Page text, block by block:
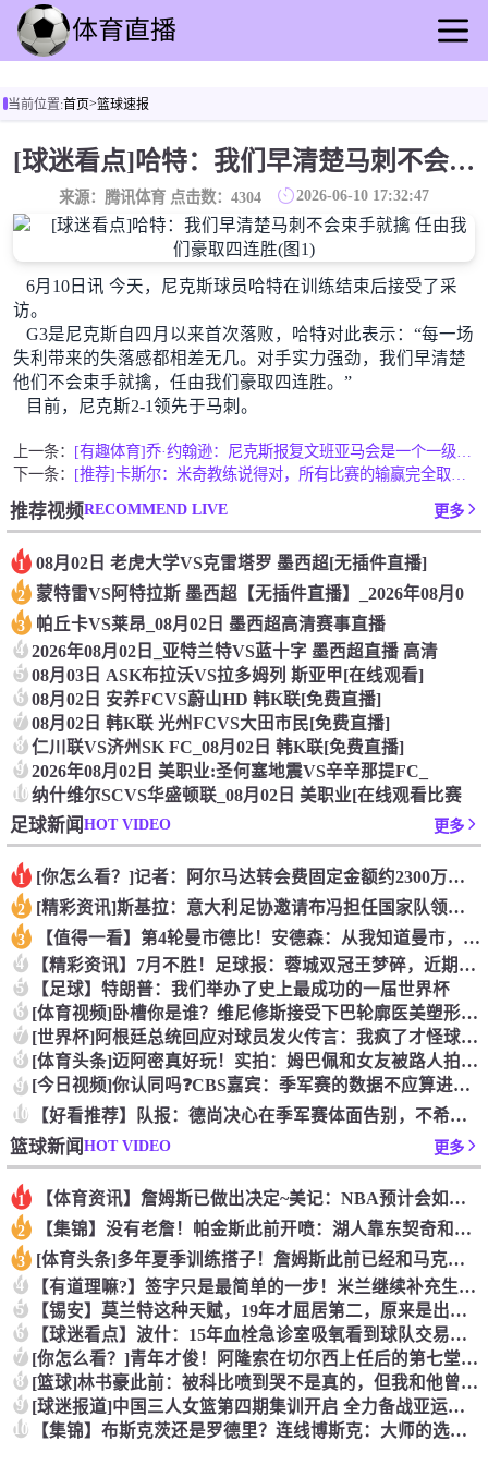
足球直播
篮球直播
足球录像
篮球录播
篮球速报
全球联赛
当前位置:首页>篮球速报
[球迷看点]哈特：我们早清楚马刺不会束手就擒 任由我们豪取四连胜
来源：腾讯体育 点击数： 4304 2026-06-10 17:32:47
6月10日讯 今天，尼克斯球员哈特在训练结束后接受了采
访。
G3是尼克斯自四月以来首次落败，哈特对此表示：“每一场
失利带来的失落感都相差无几。对手实力强劲，我们早清楚
他们不会束手就擒，任由我们豪取四连胜。”
目前，尼克斯2-1领先于马刺。
上一条：
[有趣体育]乔·约翰逊：尼克斯报复文班亚马会是一个一级恶犯&
下一条：
[推荐]卡斯尔：米奇教练说得对，所有比赛的输赢完全取决于我们
推荐视频RECOMMEND LIVE 更多
1 08月02日 老虎大学VS克雷塔罗 墨西超[无插件直播]
2 蒙特雷VS阿特拉斯 墨西超【无插件直播】_2026年08月0
3 帕丘卡VS莱昂_08月02日 墨西超高清赛事直播
4 2026年08月02日_亚特兰特VS蓝十字 墨西超直播 高清
5 08月03日 ASK布拉沃VS拉多姆列 斯亚甲[在线观看]
6 08月02日 安养FCVS蔚山HD 韩K联[免费直播]
7 08月02日 韩K联 光州FCVS大田市民[免费直播]
8 仁川联VS济州SK FC_08月02日 韩K联[免费直播]
9 2026年08月02日 美职业:圣何塞地震VS辛辛那提FC_
10纳什维尔SCVS华盛顿联_08月02日 美职业[在线观看比赛
足球新闻HOT VIDEO 更多
1 [你怎么看？]记者：阿尔马达转会费固定金额约2300万欧，外
2 [精彩资讯]斯基拉：意大利足协邀请布冯担任国家队领队，但遭到
3 【值得一看】第4轮曼市德比！安德森：从我知道曼市，曼城就是这
4 【精彩资讯】7月不胜！足球报：蓉城双冠王梦碎，近期成绩下滑要
5 【足球】特朗普：我们举办了史上最成功的一届世界杯
6 [体育视频]卧槽你是谁？维尼修斯接受下巴轮廓医美塑形，突然变
7 [世界杯]阿根廷总统回应对球员发火传言：我疯了才怪球员？全是
8 [体育头条]迈阿密真好玩！实拍：姆巴佩和女友被路人拍到在夜店
9 [今日视频]你认同吗❓️CBS嘉宾：季军赛的数据不应算进去，
10 【好看推荐】队报：德尚决心在季军赛体面告别，不希望以两连败收
篮球新闻HOT VIDEO 更多
1 【体育资讯】詹姆斯已做出决定~美记：NBA预计会如期公布新赛
2 【集锦】没有老詹！帕金斯此前开喷：湖人靠东契奇和里夫斯没人会
3 [体育头条]多年夏季训练搭子！詹姆斯此前已经和马克西一同训练
4 【有道理嘛?】签字只是最简单的一步！米兰继续补充生力军！
5 【锡安】莫兰特这种天赋，19年才屈居第二，原来是出了锡安这个
6 【球迷看点】波什：15年血栓急诊室吸氧看到球队交易，我仍想复
7 [你怎么看？]青年才俊！阿隆索在切尔西上任后的第七堂训练课！
8 [篮球]林书豪此前：被科比喷到哭不是真的，但我和他曾五个月没
9 [球迷报道]中国三人女篮第四期集训开启 全力备战亚运会&奥运
10 【集锦】布斯克茨还是罗德里？连线博斯克：大师的选择会是谁？